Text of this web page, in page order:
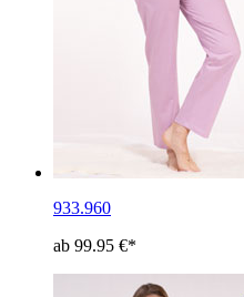
933.960
ab 99.95 €*